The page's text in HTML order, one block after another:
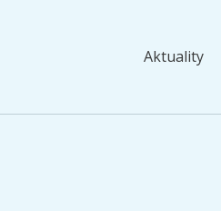
Aktuality